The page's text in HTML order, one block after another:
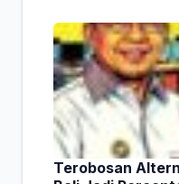
Terobosan